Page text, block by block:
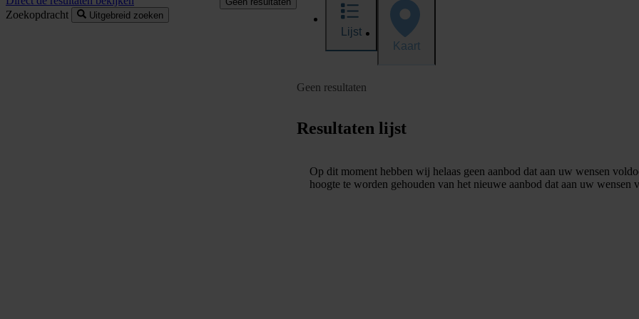
Zoekopdracht
Uitgebreid zoeken
Lijst
Kaart
Geen resultaten
Resultaten lijst
Op dit moment hebben wij helaas geen aanbod dat aan uw wensen
hoogte te worden gehouden van het nieuwe aanbod dat aan uw wensen